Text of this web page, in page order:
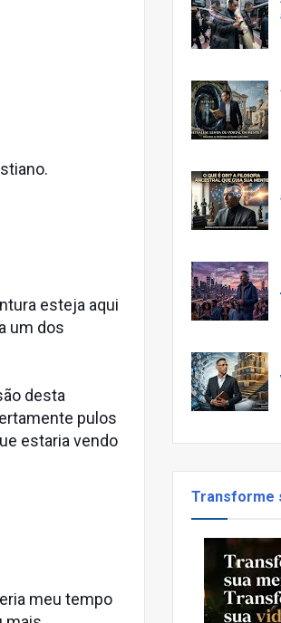
esteja aqui
um dos
desta
pulos
estaria vendo
meu tempo
Transforme